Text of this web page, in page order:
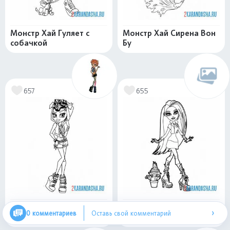
Монстр Хай Гуляет с
собачкой
Монстр Хай Сирена Вон
Бу
657
Холин Вульф Монстр
Хай
655
Макфлайтрап модница
0 комментариев Оставь свой комментарий ›